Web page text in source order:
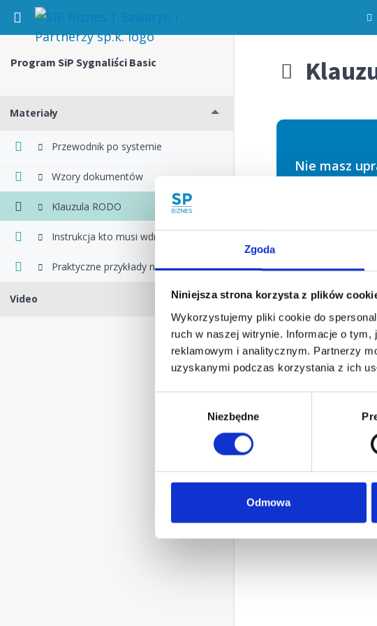
Zgoda
Niniejsza strona korzysta z plików
Wykorzystujemy pliki cookie do
ruch w naszej witrynie. Informacje o
reklamowym i analitycznym. Partnerzy
uzyskanymi podczas korzystania z ich
Niezbędne
Odmowa
Return to kurs: Program SiP Sygnaliści Basic
Program SiP Sygnaliści Basic
Materiały
Przewodnik po systemie
Wzory dokumentów
Klauzula RODO
Instrukcja kto musi wdrożyć ustawę
Praktyczne przykłady naruszeń
Video
Nie masz
Hasło
Zapamiętaj mnie
Zapomniałeś hasła